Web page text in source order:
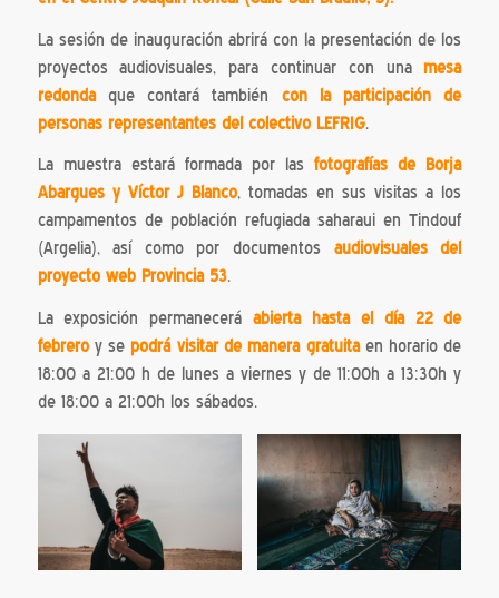
La sesión de inauguración abrirá con la presentación de los
proyectos audiovisuales, para continuar con unamesa
redondaque contará también con la participación de
personas representantes del colectivo LEFRIG.
La muestra estará formada por lasfotografías de Borja
Abargues y Víctor J Blanco, tomadas en sus visitas a los
campamentos de población refugiada saharaui en Tindouf
(Argelia), así como por documentos audiovisuales del
proyecto web Provincia 53.
La exposición permaneceráabierta hasta el día 22 de
febreroy sepodrá visitar de manera gratuitaen horario de
18:00 a 21:00 h de lunes a viernes y de 11:00h a 13:30h y
de 18:00 a 21:00h los sábados.